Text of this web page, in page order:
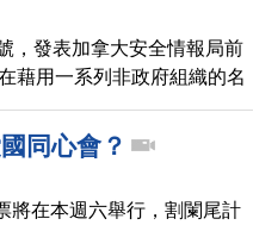
，發表加拿大安全情報局前
藉用一系列非政府組織的名
」，不動用武力，「統一」
同心會？
將在本週六舉行，割闌尾計